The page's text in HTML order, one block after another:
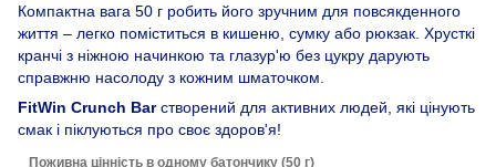
Компактна вага 50 г робить його зручним для повсякденного
життя – легко поміститься в кишеню, сумку або рюкзак. Хрусткі
кранчі з ніжною начинкою та глазур'ю без цукру дарують
справжню насолоду з кожним шматочком.
FitWin Crunch Barстворений для активних людей, які цінують
смак і піклуються про своє здоров'я!
Поживна цінність в одному батончику (50 г)